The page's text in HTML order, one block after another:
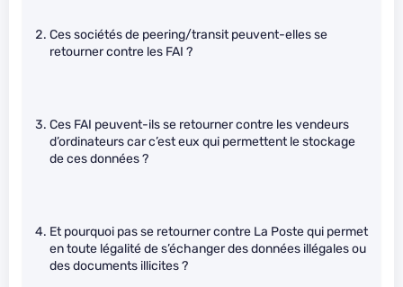
Ces sociétés de peering/transit peuvent-elles se
retourner contre les FAI ?
Ces FAI peuvent-ils se retourner contre les vendeurs
d’ordinateurs car c’est eux qui permettent le stockage
de ces données ?
Et pourquoi pas se retourner contre La Poste qui permet
en toute légalité de s’échanger des données illégales ou
des documents illicites ?